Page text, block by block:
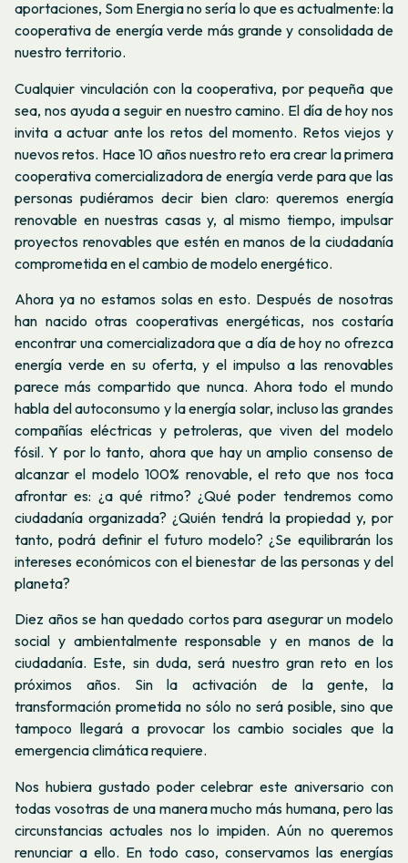
aportaciones, Som Energia no sería lo que es actualmente: la
cooperativa de energía verde más grande y consolidada de
nuestro territorio.
Cualquier vinculación con la cooperativa, por pequeña que
sea, nos ayuda a seguir en nuestro camino. El día de hoy nos
invita a actuar ante los retos del momento. Retos viejos y
nuevos retos. Hace 10 años nuestro reto era crear la primera
cooperativa comercializadora de energía verde para que las
personas pudiéramos decir bien claro: queremos energía
renovable en nuestras casas y, al mismo tiempo, impulsar
proyectos renovables que estén en manos de la ciudadanía
comprometida en el cambio de modelo energético.
Ahora ya no estamos solas en esto. Después de nosotras
han nacido otras cooperativas energéticas, nos costaría
encontrar una comercializadora que a día de hoy no ofrezca
energía verde en su oferta, y el impulso a las renovables
parece más compartido que nunca. Ahora todo el mundo
habla del autoconsumo y la energía solar, incluso las grandes
compañías eléctricas y petroleras, que viven del modelo
fósil. Y por lo tanto, ahora que hay un amplio consenso de
alcanzar el modelo 100% renovable, el reto que nos toca
afrontar es: ¿a qué ritmo? ¿Qué poder tendremos como
ciudadanía organizada? ¿Quién tendrá la propiedad y, por
tanto, podrá definir el futuro modelo? ¿Se equilibrarán los
intereses económicos con el bienestar de las personas y del
planeta?
Diez años se han quedado cortos para asegurar un modelo
social y ambientalmente responsable y en manos de la
ciudadanía. Este, sin duda, será nuestro gran reto en los
próximos años. Sin la activación de la gente, la
transformación prometida no sólo no será posible, sino que
tampoco llegará a provocar los cambio sociales que la
emergencia climática requiere.
Nos hubiera gustado poder celebrar este aniversario con
todas vosotras de una manera mucho más humana, pero las
circunstancias actuales nos lo impiden. Aún no queremos
renunciar a ello. En todo caso, conservamos las energías